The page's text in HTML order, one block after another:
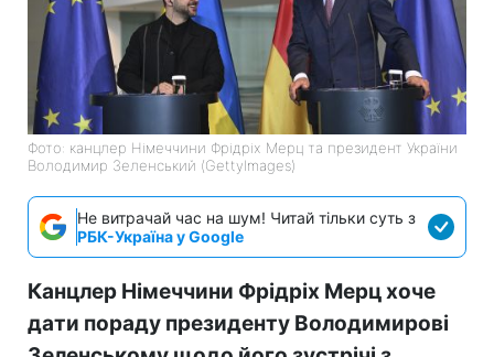
Фото: канцлер Німеччини Фрідріх Мерц та президент України
Володимир Зеленський (GettyImages)
Не витрачай час на шум! Читай тільки суть з
РБК-Україна у Google
Канцлер Німеччини Фрідріх Мерц хоче
дати пораду президенту Володимирові